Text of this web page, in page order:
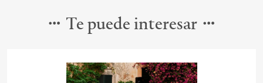
Te puede interesar